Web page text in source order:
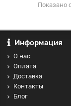
Показано
Информация
О нас
Оплата
Доставка
Контакты
Блог